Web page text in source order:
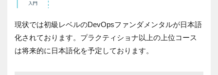
現状では初級レベルのDevOpsファンダメンタルが日本語
化されております。プラクティショナ以上の上位コース
は将来的に日本語化を予定しております。